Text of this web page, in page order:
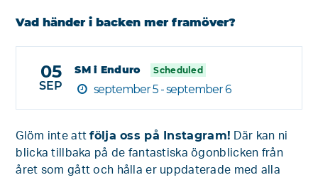
Vad händer i backen mer framöver?
05
SEP
SM i Enduro Scheduled
september 5 - september 6
Glöm inte attfölja oss på Instagram! Där kan ni
blicka tillbaka på de fantastiska ögonblicken från
året som gått och hålla er uppdaterade med alla